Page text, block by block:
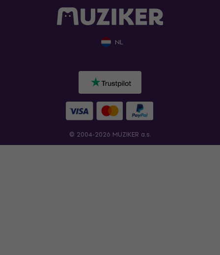
NL
© 2004-2026 MUZIKER a.s.